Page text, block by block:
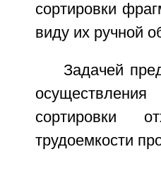
сортировки
виду их ручной
Задачей
сортировки
трудоемкости